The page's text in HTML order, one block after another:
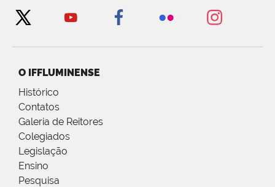
O IFFLUMINENSE
Histórico
Contatos
Galeria de Reitores
Colegiados
Legislação
Ensino
Pesquisa